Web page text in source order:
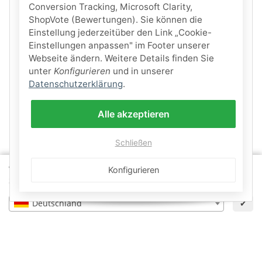
Wähle dein Lieferland, um Preise und Artikel für deinen
Standort zu sehen.
Deutschland ✔
Conversion Tracking, Microsoft Clarity,
ShopVote (Bewertungen). Sie können die
Einstellung jederzeitüber den Link „Cookie-
Einstellungen anpassen" im Footer unserer
Webseite ändern. Weitere Details finden Sie
unter Konfigurieren und in unserer
Datenschutzerklärung.
Alle akzeptieren
Schließen
Konfigurieren